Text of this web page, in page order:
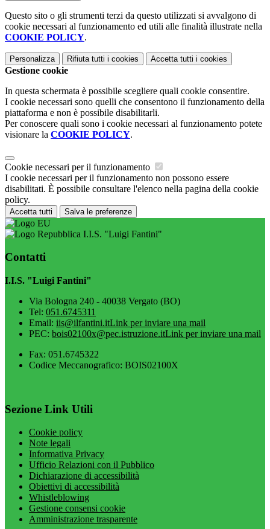
Questo sito o gli strumenti terzi da questo utilizzati si avvalgono di
cookie necessari al funzionamento ed utili alle finalità illustrate nella
COOKIE POLICY.
Personalizza Rifiuta tutti i cookies Accetta tutti i cookies
Gestione cookie
In questa schermata è possibile scegliere quali cookie consentire.
I cookie necessari sono quelli che consentono il funzionamento della
piattaforma e non è possibile disabilitarli.
Per conoscere quali sono i cookie necessari al funzionamento potete
visionare la COOKIE POLICY.
Cookie necessari per il funzionamento
I cookie necessari per il funzionamento non possono essere
disabilitati. È possibile consultare l'elenco nella pagina della cookie
policy.
Accetta tutti Salva le preferenze
I.I.S. "Luigi Fantini"
Contatti
I.I.S. "Luigi Fantini"
Via Bologna 240 - 40038 Vergato (BO)
Tel: 051.6745311
Email: iis@ilfantini.itLink per inviare una mail
PEC: bois02100x@pec.istruzione.itLink per inviare una mail
Fax: 051.6745322
Codice Meccanografico: BOIS02100X
Sezione Link Utili
Cookie policy
Note legali
Informativa Privacy
Ufficio Relazioni con il Pubblico
Dichiarazione di accessibilità
Obiettivi di accessibilità
Whistleblowing
Gestione consensi cookie
Amministrazione trasparente